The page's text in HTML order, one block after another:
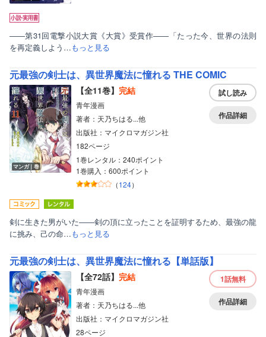
――第31回電撃小説大賞《大賞》受賞作――「たった今、世界の法則
を再定義しよう…もっと見る
元最強の剣士は、異世界魔法に憧れる THE COMIC
マンガ｜巻
【全11巻】 完結
青年漫画
著者：天乃ちはる...他
出版社：マイクロマガジン社
182ページ
1巻レンタル：240ポイント
1巻購入：600ポイント
（124）
試し読み
作品詳細
剣に生きた男がいた――剣の頂に立ったことを証明するため、最強の龍
に挑み、己の命…もっと見る
元最強の剣士は、異世界魔法に憧れる【単話版】
【全72話】 完結
青年漫画
著者：天乃ちはる...他
出版社：マイクロマガジン社
28ページ
1話無料
作品詳細
ボーイズラブ
ティーンズラブ
美女・美少女
女性写真集